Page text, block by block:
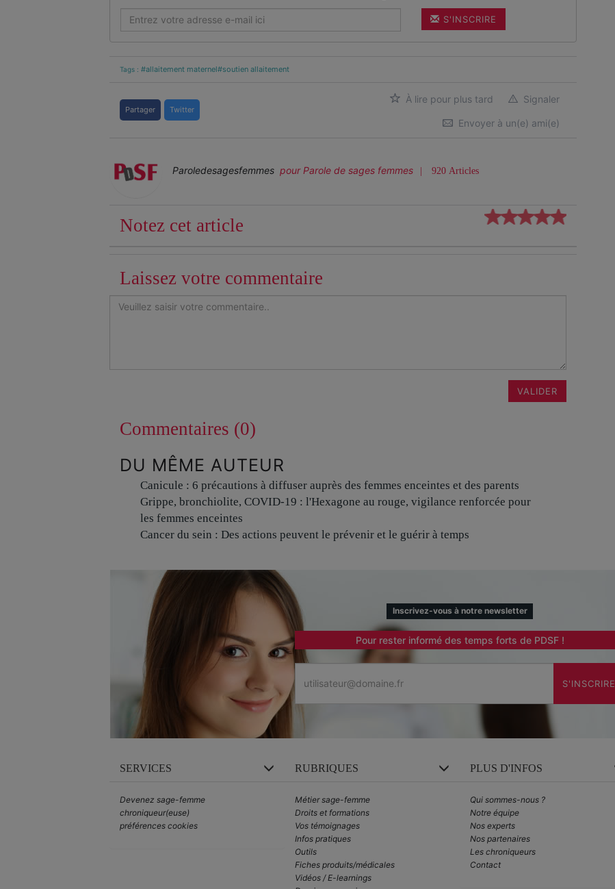
S'INSCRIRE
Tags : #allaitement maternel#soutien allaitement
Partager Twitter
Signaler
À lire pour plus tard
Envoyer à un(e) ami(e)
Paroledesagesfemmes pour Parole de sages femmes 920 Articles
Notez cet article
Laissez votre commentaire
VALIDER
Commentaires (0)
DU MÊME AUTEUR
Canicule : 6 précautions à diffuser auprès des femmes enceintes et des parents
Grippe, bronchiolite, COVID-19 : l'Hexagone au rouge, vigilance renforcée pour
les femmes enceintes
Cancer du sein : Des actions peuvent le prévenir et le guérir à temps
Inscrivez-vous à notre newsletter
Pour rester informé des temps forts de PDSF !
S'INSCRIRE
SERVICES
Devenez sage-femme
chroniqueur(euse)
préférences cookies
RUBRIQUES
Métier sage-femme
Droits et formations
Vos témoignages
Infos pratiques
Outils
Fiches produits/médicales
Vidéos / E-learnings
PLUS D'INFOS
Qui sommes-nous ?
Notre équipe
Nos experts
Nos partenaires
Les chroniqueurs
Contact